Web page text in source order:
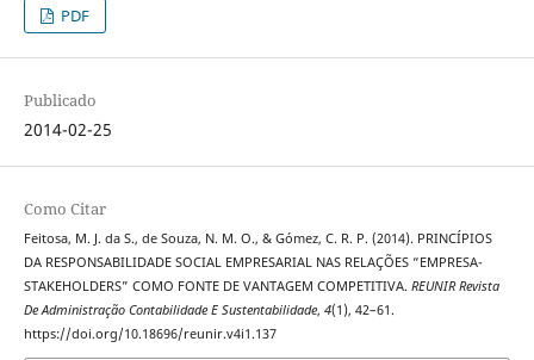
PDF
Publicado
2014-02-25
Como Citar
Feitosa, M. J. da S., de Souza, N. M. O., & Gómez, C. R. P. (2014). PRINCÍPIOS
DA RESPONSABILIDADE SOCIAL EMPRESARIAL NAS RELAÇÕES “EMPRESA-
STAKEHOLDERS” COMO FONTE DE VANTAGEM COMPETITIVA. REUNIR Revista
De Administração Contabilidade E Sustentabilidade, 4(1), 42–61.
https://doi.org/10.18696/reunir.v4i1.137